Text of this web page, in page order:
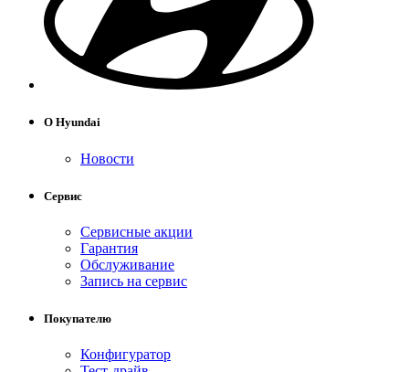
О Hyundai
Новости
Сервис
Сервисные акции
Гарантия
Обслуживание
Запись на сервис
Покупателю
Конфигуратор